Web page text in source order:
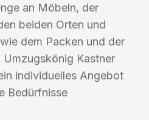
an Möbeln, der
beiden Orten und
dem Packen und der
Kastner
individuelles Angebot
Bedürfnisse